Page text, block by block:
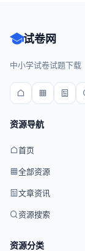
试卷网
中小学试卷试题下载
资源导航
首页
全部资源
文章资讯
资源搜索
资源分类